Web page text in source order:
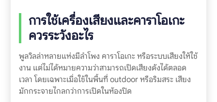
การใช้เครื่องเสียงและคาราโอเกะ
ควรระวังอะไร
พูลวิลล่าหลายแห่งมีลำโพง คาราโอเกะ หรือระบบเสียงให้ใช้
งาน แต่ไม่ได้หมายความว่าสามารถเปิดเสียงดังได้ตลอด
เวลา โดยเฉพาะเมื่อใช้ในพื้นที่ outdoor หรือริมสระ เสียง
มักกระจายไกลกว่าการเปิดในห้องปิด